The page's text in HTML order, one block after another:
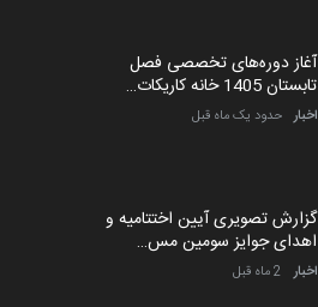
آغاز دوره‌های تخصصی فصل
تابستان 1405 خانه کاریکات…
اخبار حدود یک ماه قبل
گزارش تصویری آیین اختتامیه و
اهدای جوایز سومین مس…
اخبار 2 ماه قبل